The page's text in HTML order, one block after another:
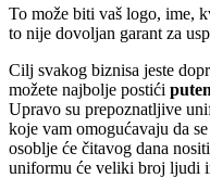
To može biti vaš logo, ime,
to nije dovoljan garant za
Cilj svakog biznisa jeste
možete najbolje postići
Upravo su prepoznatljive
koje vam omogućavaju da
osoblje će čitavog dana
uniformu će veliki broj ljudi